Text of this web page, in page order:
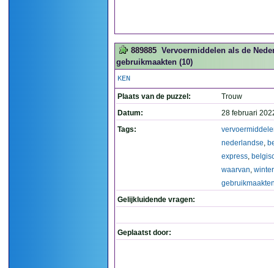
889885 Vervoermiddelen als de
gebruikmaakten (10)
KEN
Plaats van de puzzel:
Trouw
Datum:
28 februari
Tags:
nederlandse,
express,
waarvan,
Gelijkluidende vragen:
Geplaatst door: